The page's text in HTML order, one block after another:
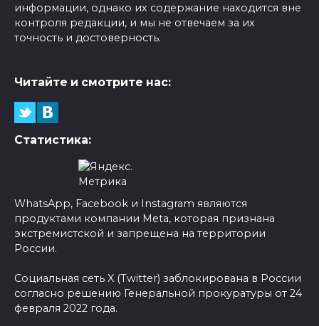
информации, однако их содержание находится вне
контроля редакции, и мы не отвечаем за их
точность и достоверность.
Читайте и смотрите нас:
Статистика:
WhatsApp, Facebook и Instagram являются
продуктами компании Meta, которая признана
экстремистской и запрещена на территории
России.
Социальная сеть X (Twitter) заблокирована в России
согласно решению Генеральной прокуратуры от 24
февраля 2022 года.